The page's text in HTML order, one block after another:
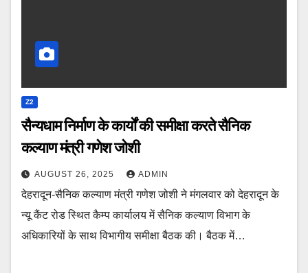
Z2
सैन्यधाम निर्माण के कार्यों की समीक्षा करते सैनिक
कल्याण मंत्री गणेश जोशी
AUGUST 26, 2025 ADMIN
देहरादून-सैनिक कल्याण मंत्री गणेश जोशी ने मंगलवार को देहरादून के
न्यू कैंट रोड स्थित कैम्प कार्यालय में सैनिक कल्याण विभाग के
अधिकारियों के साथ विभागीय समीक्षा बैठक की। बैठक में…